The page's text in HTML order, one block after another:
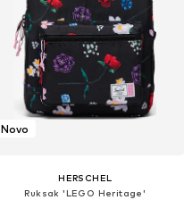
Novo
HERSCHEL
Ruksak 'LEGO Heritage'